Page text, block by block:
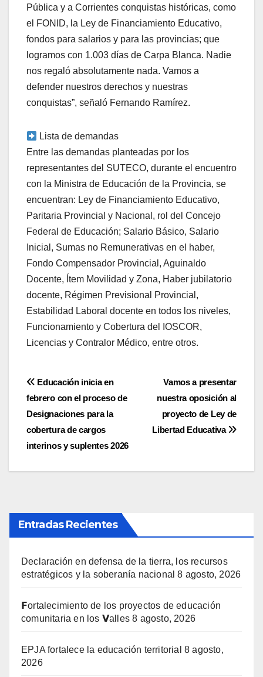
Pública y a Corrientes conquistas históricas, como
el FONID, la Ley de Financiamiento Educativo,
fondos para salarios y para las provincias; que
logramos con 1.003 días de Carpa Blanca. Nadie
nos regaló absolutamente nada. Vamos a
defender nuestros derechos y nuestras
conquistas”, señaló Fernando Ramírez.
Lista de demandas
Entre las demandas planteadas por los
representantes del SUTECO, durante el encuentro
con la Ministra de Educación de la Provincia, se
encuentran: Ley de Financiamiento Educativo,
Paritaria Provincial y Nacional, rol del Concejo
Federal de Educación; Salario Básico, Salario
Inicial, Sumas no Remunerativas en el haber,
Fondo Compensador Provincial, Aguinaldo
Docente, Ítem Movilidad y Zona, Haber jubilatorio
docente, Régimen Previsional Provincial,
Estabilidad Laboral docente en todos los niveles,
Funcionamiento y Cobertura del IOSCOR,
Licencias y Contralor Médico, entre otros.
Navegación
de
entradas
Vamos a presentar
nuestra oposición al
proyecto de Ley de
Libertad Educativa
Educación inicia en
febrero con el proceso de
Designaciones para la
cobertura de cargos
interinos y suplentes 2026
Entradas Recientes
Declaración en defensa de la tierra, los recursos
estratégicos y la soberanía nacional 8 agosto, 2026
𝗙ortalecimiento de los proyectos de educación
comunitaria en los 𝗩alles 8 agosto, 2026
EPJA fortalece la educación territorial 8 agosto,
2026